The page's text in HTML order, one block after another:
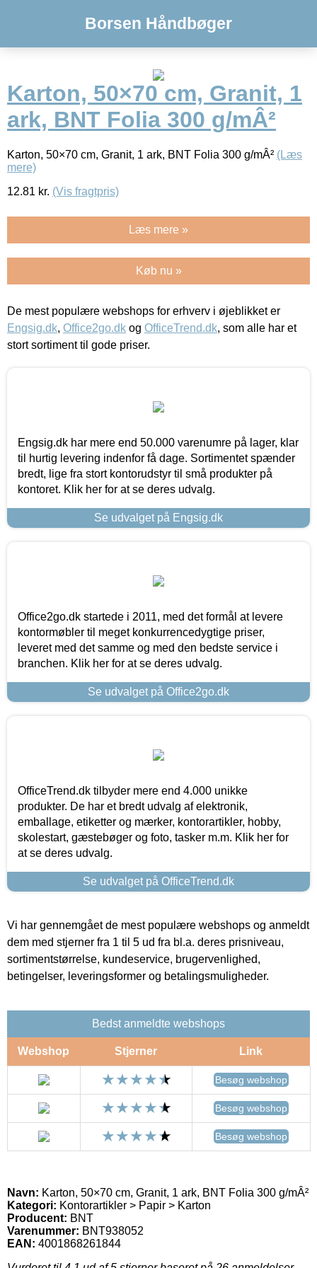
Borsen Håndbøger
Karton, 50×70 cm, Granit, 1
ark, BNT Folia 300 g/mÂ²
Karton, 50×70 cm, Granit, 1 ark, BNT Folia 300 g/mÂ² (Læs
mere)
12.81 kr. (Vis fragtpris)
Læs mere »
Køb nu »
De mest populære webshops for erhverv i øjeblikket er
Engsig.dk, Office2go.dk og OfficeTrend.dk, som alle har et
stort sortiment til gode priser.
Engsig.dk har mere end 50.000 varenumre på lager, klar
til hurtig levering indenfor få dage. Sortimentet spænder
bredt, lige fra stort kontorudstyr til små produkter på
kontoret. Klik her for at se deres udvalg.
Se udvalget på Engsig.dk
Office2go.dk startede i 2011, med det formål at levere
kontormøbler til meget konkurrencedygtige priser,
leveret med det samme og med den bedste service i
branchen. Klik her for at se deres udvalg.
Se udvalget på Office2go.dk
OfficeTrend.dk tilbyder mere end 4.000 unikke
produkter. De har et bredt udvalg af elektronik,
emballage, etiketter og mærker, kontorartikler, hobby,
skolestart, gæstebøger og foto, tasker m.m. Klik her for
at se deres udvalg.
Se udvalget på OfficeTrend.dk
Vi har gennemgået de mest populære webshops og anmeldt
dem med stjerner fra 1 til 5 ud fra bl.a. deres prisniveau,
sortimentstørrelse, kundeservice, brugervenlighed,
betingelser, leveringsformer og betalingsmuligheder.
Bedst anmeldte webshops
Webshop Stjerner Link
Besøg webshop
Besøg webshop
Besøg webshop
Navn: Karton, 50×70 cm, Granit, 1 ark, BNT Folia 300 g/mÂ²
Kategori: Kontorartikler > Papir > Karton
Producent: BNT
Varenummer: BNT938052
EAN: 4001868261844